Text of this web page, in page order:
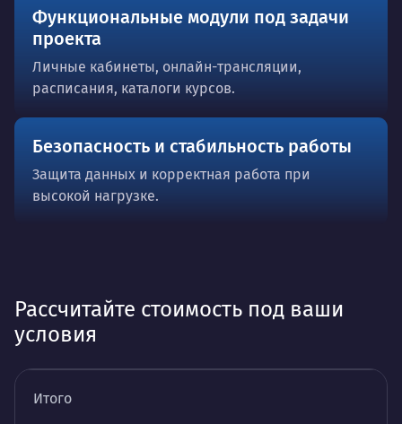
Функциональные модули под задачи
проекта
Личные кабинеты, онлайн-трансляции,
расписания, каталоги курсов.
Безопасность и стабильность работы
Защита данных и корректная работа при
высокой нагрузке.
Рассчитайте стоимость под ваши
условия
Итого